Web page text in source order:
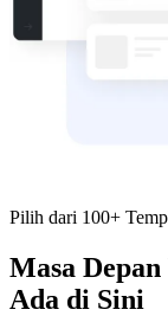
Pilih dari 100+
Masa
Ada di Sini